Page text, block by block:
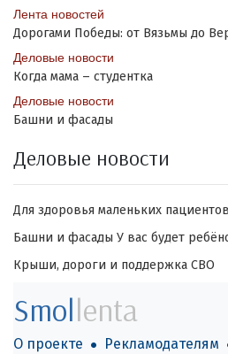
Лента новостей
Дорогами Победы: от Вязьмы до
Деловые новости
Когда мама – студентка
Деловые новости
Башни и фасады
Деловые новости
Для здоровья маленьких пациентов
Башни и фасады У вас будет
Крыши, дороги и поддержка СВО
Smollenta
О проекте Рекламодателям